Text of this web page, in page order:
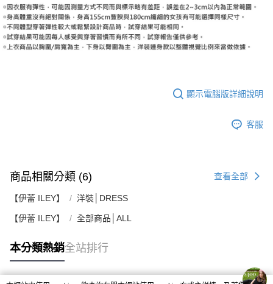
顯示電腦版詳細說明
客服
商品相關分類 (6) 查看全部
【伊蕾 ILEY】 洋裝│DRESS
【伊蕾 ILEY】 全部商品│ALL
本分類熱銷全站排行